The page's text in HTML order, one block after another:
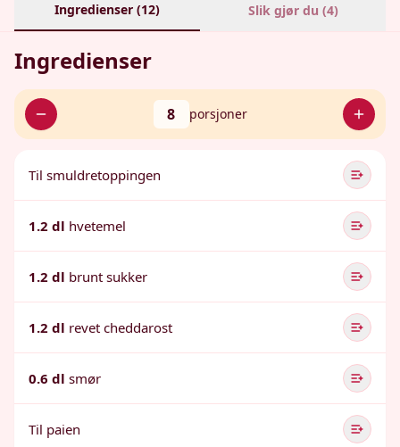
Ingredienser (12) Slik gjør du (4)
Ingredienser
8 porsjoner
Til smuldretoppingen
1.2 dl hvetemel
1.2 dl brunt sukker
1.2 dl revet cheddarost
0.6 dl smør
Til paien